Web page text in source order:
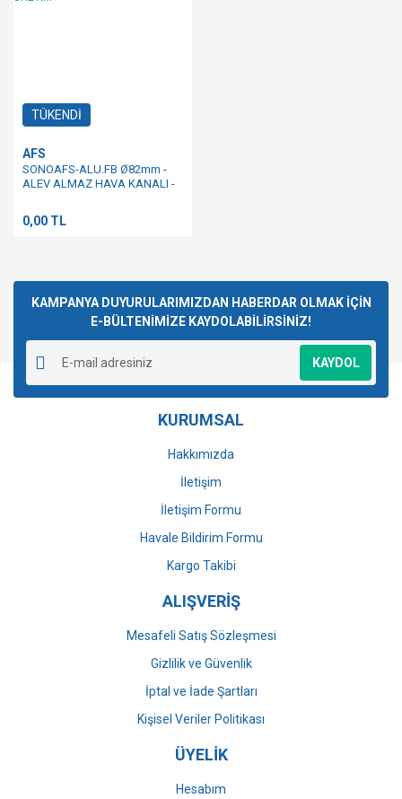
TÜKENDİ
AFS
SONOAFS-ALU.FB Ø82mm -
ALEV ALMAZ HAVA KANALI -
0,00 TL
KAMPANYA DUYURULARIMIZDAN HABERDAR OLMAK İÇİN
E-BÜLTENİMİZE KAYDOLABİLİRSİNİZ!
KAYDOL
KURUMSAL
Hakkımızda
İletişim
İletişim Formu
Havale Bildirim Formu
Kargo Takibi
ALIŞVERİŞ
Mesafeli Satış Sözleşmesi
Gizlilik ve Güvenlik
İptal ve İade Şartları
Kişisel Veriler Politikası
ÜYELİK
Hesabım